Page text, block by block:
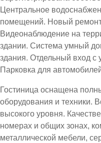
Центральное
помещений. Новый
Видеонаблюдение на
здании. Система умный
здания. Отдельный вход
Парковка для
Гостиница оснащена
оборудования и техники.
высокого уровня.
номерах и общих зонах,
металлической мебели,